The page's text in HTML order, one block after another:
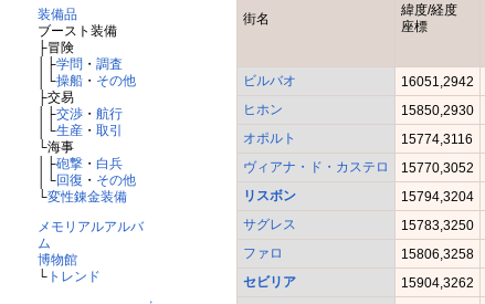
装備品
ブースト装備
├冒険
│├学問 ・ 調査
│└操船・ その他
├交易
│├交渉・ 航行
│└生産・ 取引
└海事
│├砲撃・ 白兵
│└回復 ・ その他
└変性錬金装備
メモリアルアルバ
ム
博物館
└トレンド
↑
街名
緯度/経度
座標
ビルバオ 16051,2942
ヒホン
15850,2930
オポルト
15774,3116
ヴィアナ・ド・カステロ
15770,3052
リスボン
15794,3204
サグレス
15783,3250
ファロ
15806,3258
セビリア
15904,3262